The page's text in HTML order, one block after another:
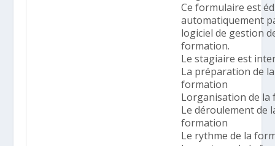
Ce formulaire est
automatiquement
logiciel de gestion
formation.
Le stagiaire est
La préparation de la
formation
Lorganisation de
Le déroulement de
formation
Le rythme de la